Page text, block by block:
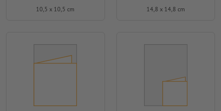
10,5 x 10,5 cm 14,8 x 14,8 cm